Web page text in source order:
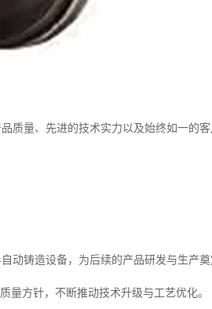
质量、先进的技术实力以及始终如一的
动铸造设备，为后续的产品研发与生产奠
量方针，不断推动技术升级与工艺优化。